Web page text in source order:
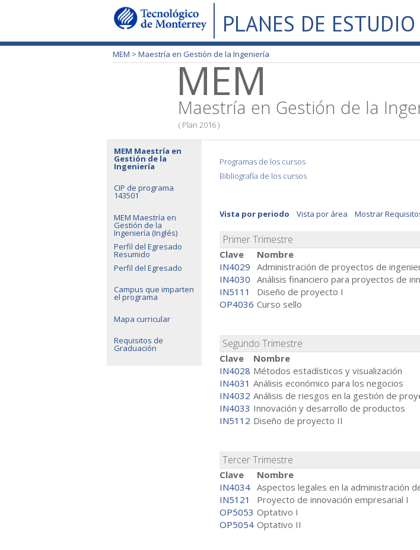
PLANES DE ESTUDIO
MEM > Maestría en Gestión de la Ingeniería
MEM
Maestría en Gestión de la
( Plan 2016 )
MEM Maestría en
Gestión de la
Ingeniería
CIP de programa
143501
MEM Maestría en
Gestión de la
Ingeniería (Inglés)
Perfil del Egresado
Resumido
Perfil del Egresado
Campus que imparten
el programa
Mapa curricular
Requisitos de
Graduación
Programas de los cursos
Bibliografía de los cursos
Vista por periodo
Vista por área Mostrar
Primer Trimestre
Clave Nombre
IN4029 Administración de proyectos de
IN4030 Análisis financiero para proyectos de
IN5111
Diseño de proyecto I
OP4036 Curso sello
Segundo Trimestre
Clave Nombre
IN4028 Métodos estadísticos y visualización
IN4031 Análisis económico para los negocios
IN4032 Análisis de riesgos en la gestión de
IN4033 Innovación y desarrollo de productos
IN5112 Diseño de proyecto II
Tercer Trimestre
Clave Nombre
IN4034 Aspectos legales en la administración
IN5121
Proyecto de innovación empresarial I
OP5053 Optativo I
OP5054 Optativo II